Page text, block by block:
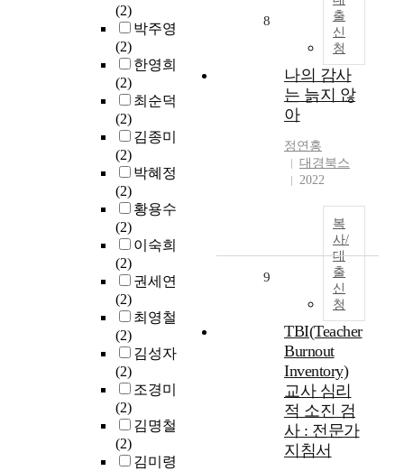
(2)
박주영
(2)
한영희
(2)
최순덕
(2)
김종미
(2)
박혜정
(2)
황용수
(2)
이숙희
(2)
권세연
(2)
최영철
(2)
김성자
(2)
조경미
(2)
김명철
(2)
김미령
출
신
청
8
나의 감사
는 늙지 않
아
정연홍
대경북스
2022
복
사/
대
출
신
청
9
TBI(Teacher
Burnout
Inventory)
교사 심리
적 소진 검
사 : 전문가
지침서